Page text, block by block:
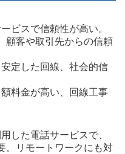
ビスで信頼性が高い。
顧客や取引先からの信頼
定した回線、社会的信
料金が高い、回線工事
した電話サービスで、
。リモートワークにも対